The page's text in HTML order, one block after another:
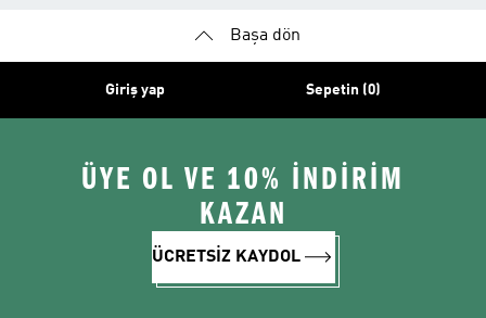
Başa dön
Giriş yap Sepetin (0)
ÜYE OL VE 10% İNDİRİM
KAZAN
ÜCRETSİZ KAYDOL